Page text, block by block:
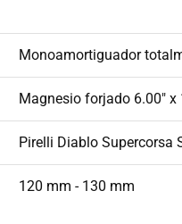
Monoamortiguador
Magnesio forjado 6.00" x
Pirelli Diablo Supercorsa
120 mm - 130 mm